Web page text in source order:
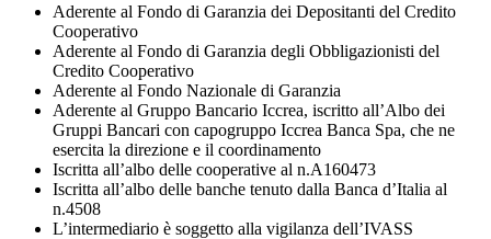
Aderente al Fondo di Garanzia dei Depositanti del Credito
Cooperativo
Aderente al Fondo di Garanzia degli Obbligazionisti del
Credito Cooperativo
Aderente al Fondo Nazionale di Garanzia
Aderente al Gruppo Bancario Iccrea, iscritto all’Albo dei
Gruppi Bancari con capogruppo Iccrea Banca Spa, che ne
esercita la direzione e il coordinamento
Iscritta all’albo delle cooperative al n.A160473
Iscritta all’albo delle banche tenuto dalla Banca d’Italia al
n.4508
L’intermediario è soggetto alla vigilanza dell’IVASS